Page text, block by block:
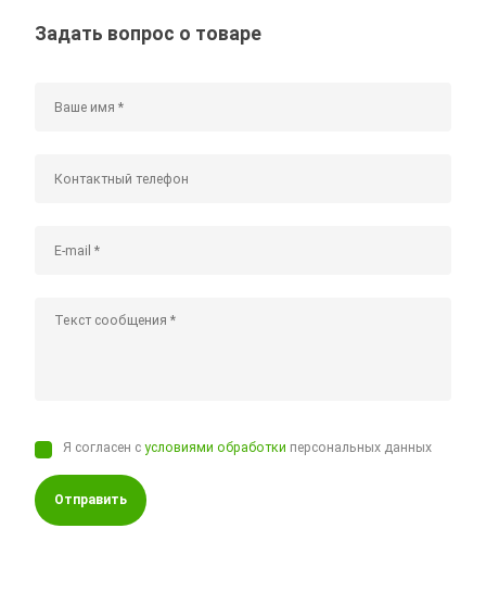
Задать вопрос о товаре
Я согласен сусловиями обработки персональных данных
Отправить